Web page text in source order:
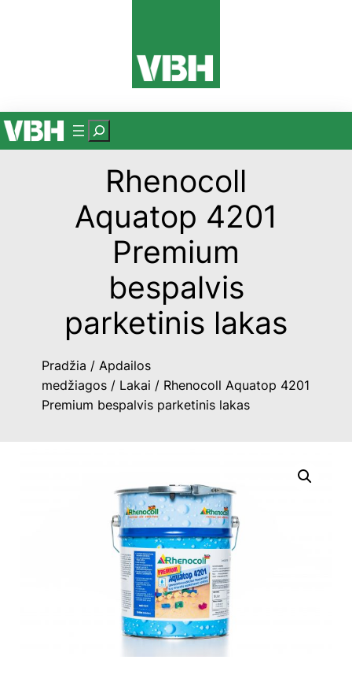
P
a
š
Rhenocoll
Aquatop 4201
Premium
bespalvis
parketinis lakas
Pradžia /Apdailos
medžiagos / Lakai / Rhenocoll Aquatop 4201
Premium bespalvis parketinis lakas